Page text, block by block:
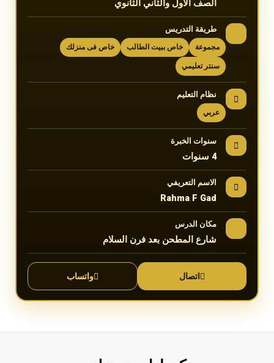
الصف الأول والثاني الثانوي
طريقة التدريس
مجموعة خاص ببيت الطالب خاص فى منزلك
سنتر تعليمي
نظام التعليم
عربي
سنوات الخبرة
4 سنوات
الاسم التعريفي
Rahma F Gad
مكان الدرس
شارع المطحن بعد فرن السلام
اتصال واتساب